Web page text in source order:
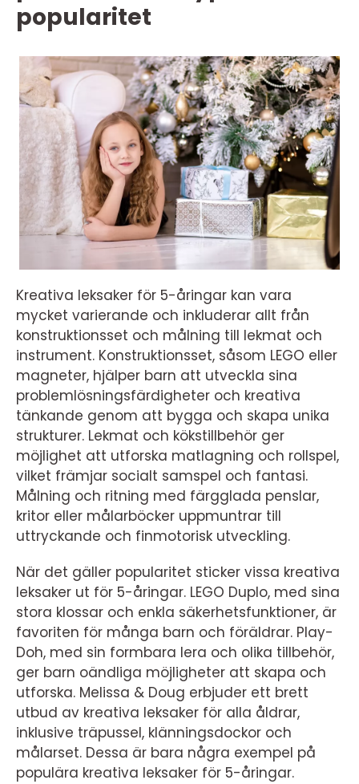
popularitet
Kreativa leksaker för 5-åringar kan vara
mycket varierande och inkluderar allt från
konstruktionsset och målning till lekmat och
instrument. Konstruktionsset, såsom LEGO eller
magneter, hjälper barn att utveckla sina
problemlösningsfärdigheter och kreativa
tänkande genom att bygga och skapa unika
strukturer. Lekmat och kökstillbehör ger
möjlighet att utforska matlagning och rollspel,
vilket främjar socialt samspel och fantasi.
Målning och ritning med färgglada penslar,
kritor eller målarböcker uppmuntrar till
uttryckande och finmotorisk utveckling.
När det gäller popularitet sticker vissa kreativa
leksaker ut för 5-åringar. LEGO Duplo, med sina
stora klossar och enkla säkerhetsfunktioner, är
favoriten för många barn och föräldrar. Play-
Doh, med sin formbara lera och olika tillbehör,
ger barn oändliga möjligheter att skapa och
utforska. Melissa & Doug erbjuder ett brett
utbud av kreativa leksaker för alla åldrar,
inklusive träpussel, klänningsdockor och
målarset. Dessa är bara några exempel på
populära kreativa leksaker för 5-åringar.